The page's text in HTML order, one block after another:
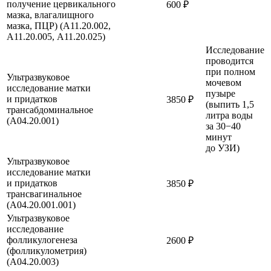
получение цервикального
мазка, влагалищного
мазка, ПЦР) (А11.20.002,
А11.20.005, А11.20.025)
600 ₽
Ультразвуковое
исследование матки
и придатков
трансабдоминальное
(A04.20.001)
3850 ₽
Исследование
проводится
при полном
мочевом
пузыре
(выпить 1,5
литра воды
за 30−40
минут
до УЗИ)
Ультразвуковое
исследование матки
и придатков
трансвагинальное
(A04.20.001.001)
3850 ₽
Ультразвуковое
исследование
фолликулогенеза
(фолликулометрия)
(A04.20.003)
2600 ₽